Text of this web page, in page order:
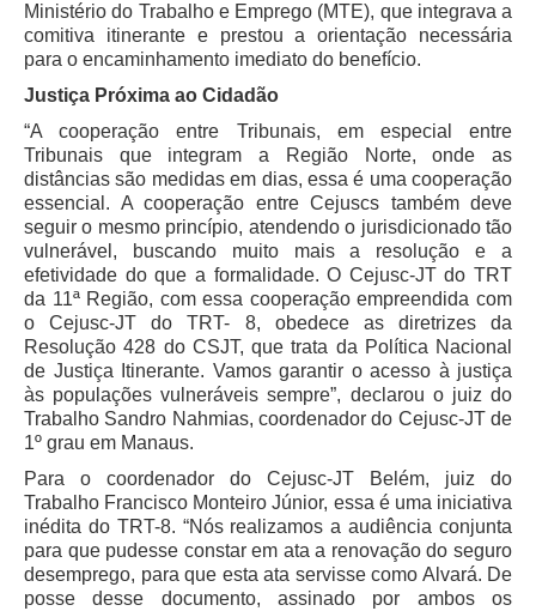
Ministério do Trabalho e Emprego (MTE), que integrava a
comitiva itinerante e prestou a orientação necessária
para o encaminhamento imediato do benefício.
Justiça Próxima ao Cidadão
“A cooperação entre Tribunais, em especial entre
Tribunais que integram a Região Norte, onde as
distâncias são medidas em dias, essa é uma cooperação
essencial. A cooperação entre Cejuscs também deve
seguir o mesmo princípio, atendendo o jurisdicionado tão
vulnerável, buscando muito mais a resolução e a
efetividade do que a formalidade. O Cejusc-JT do TRT
da 11ª Região, com essa cooperação empreendida com
o Cejusc-JT do TRT- 8, obedece as diretrizes da
Resolução 428 do CSJT, que trata da Política Nacional
de Justiça Itinerante. Vamos garantir o acesso à justiça
às populações vulneráveis sempre”, declarou o juiz do
Trabalho Sandro Nahmias, coordenador do Cejusc-JT de
1º grau em Manaus.
Para o coordenador do Cejusc-JT Belém, juiz do
Trabalho Francisco Monteiro Júnior, essa é uma iniciativa
inédita do TRT-8. “Nós realizamos a audiência conjunta
para que pudesse constar em ata a renovação do seguro
desemprego, para que esta ata servisse como Alvará. De
posse desse documento, assinado por ambos os